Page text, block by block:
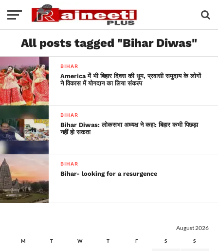
All posts tagged "Bihar Diwas"
BIHAR
America में भी बिहार दिवस की धूम, प्रवासी समुदाय के लोगों
ने विकास में योगदान का लिया संकल्प
BIHAR
Bihar Diwas: लोकसभा अध्यक्ष ने कहा: बिहार कभी पिछड़ा
नहीं हो सकता
BIHAR
Bihar- looking for a resurgence
August 2026
M T W T F S S